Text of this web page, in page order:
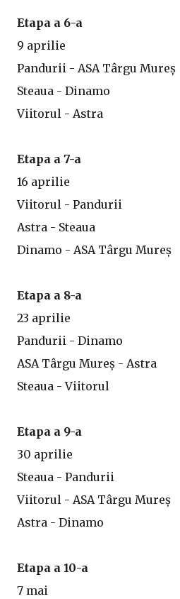
Etapa a 6-a
9 aprilie
Pandurii - ASA Târgu Mureș
Steaua - Dinamo
Viitorul - Astra
Etapa a 7-a
16 aprilie
Viitorul - Pandurii
Astra - Steaua
Dinamo - ASA Târgu Mureș
Etapa a 8-a
23 aprilie
Pandurii - Dinamo
ASA Târgu Mureș - Astra
Steaua - Viitorul
Etapa a 9-a
30 aprilie
Steaua - Pandurii
Viitorul - ASA Târgu Mureș
Astra - Dinamo
Etapa a 10-a
7 mai